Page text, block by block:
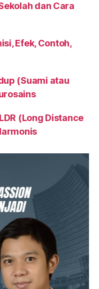
dan Cara
Efek, Contoh,
(Suami atau
(Long Distance